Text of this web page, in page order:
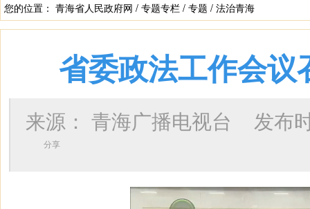
您的位置： 青海省人民政府网 / 专题专栏 / 专题 / 法治青海
省委政法工作会
来源：青海广播电视台 发布
分享